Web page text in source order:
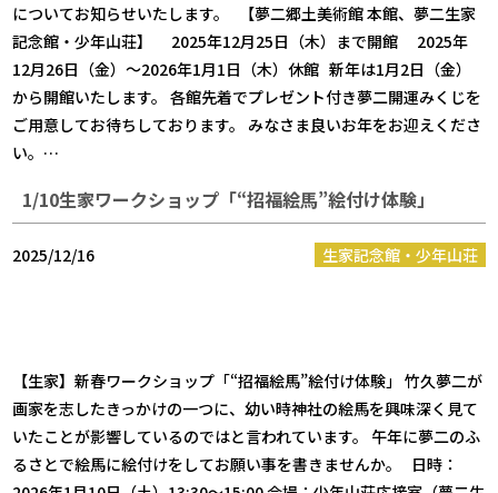
についてお知らせいたします。 【夢二郷土美術館 本館、夢二生家
記念館・少年山荘】 2025年12月25日（木）まで開館 2025年
12月26日（金）～2026年1月1日（木）休館 新年は1月2日（金）
から開館いたします。 各館先着でプレゼント付き夢二開運みくじを
ご用意してお待ちしております。 みなさま良いお年をお迎えくださ
い。…
1/10生家ワークショップ「“招福絵馬”絵付け体験」
2025/12/16 生家記念館・少年山荘
【生家】新春ワークショップ「“招福絵馬”絵付け体験」 竹久夢二が
画家を志したきっかけの一つに、幼い時神社の絵馬を興味深く見て
いたことが影響しているのではと言われています。 午年に夢二のふ
るさとで絵馬に絵付けをしてお願い事を書きませんか。 日時：